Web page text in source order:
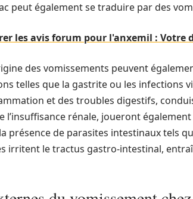
peut également se traduire par des
les avis forum pour l'anxemil : Votre
des vomissements peuvent
telles que la gastrite ou les infections
et des troubles digestifs,
l’insuffisance rénale, joueront
présence de parasites intestinaux tels
irritent le tractus gastro-intestinal,